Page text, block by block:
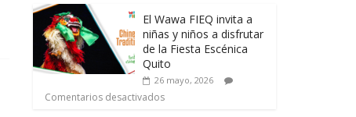
El Wawa FIEQ invita a
niñas y niños a disfrutar
de la Fiesta Escénica
Quito
26 mayo, 2026
Comentarios desactivados